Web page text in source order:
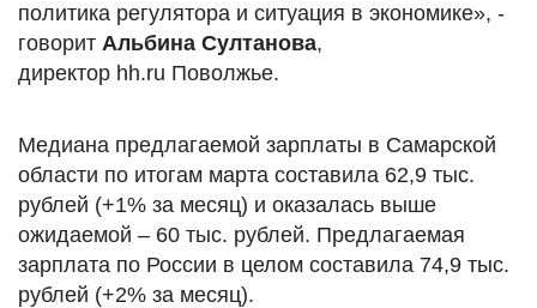
политика регулятора и ситуация в экономике», -
говорит Альбина Султанова,
директор hh.ru Поволжье.
Медиана предлагаемой зарплаты в Самарской
области по итогам марта составила 62,9 тыс.
рублей (+1% за месяц) и оказалась выше
ожидаемой – 60 тыс. рублей. Предлагаемая
зарплата по России в целом составила 74,9 тыс.
рублей (+2% за месяц).